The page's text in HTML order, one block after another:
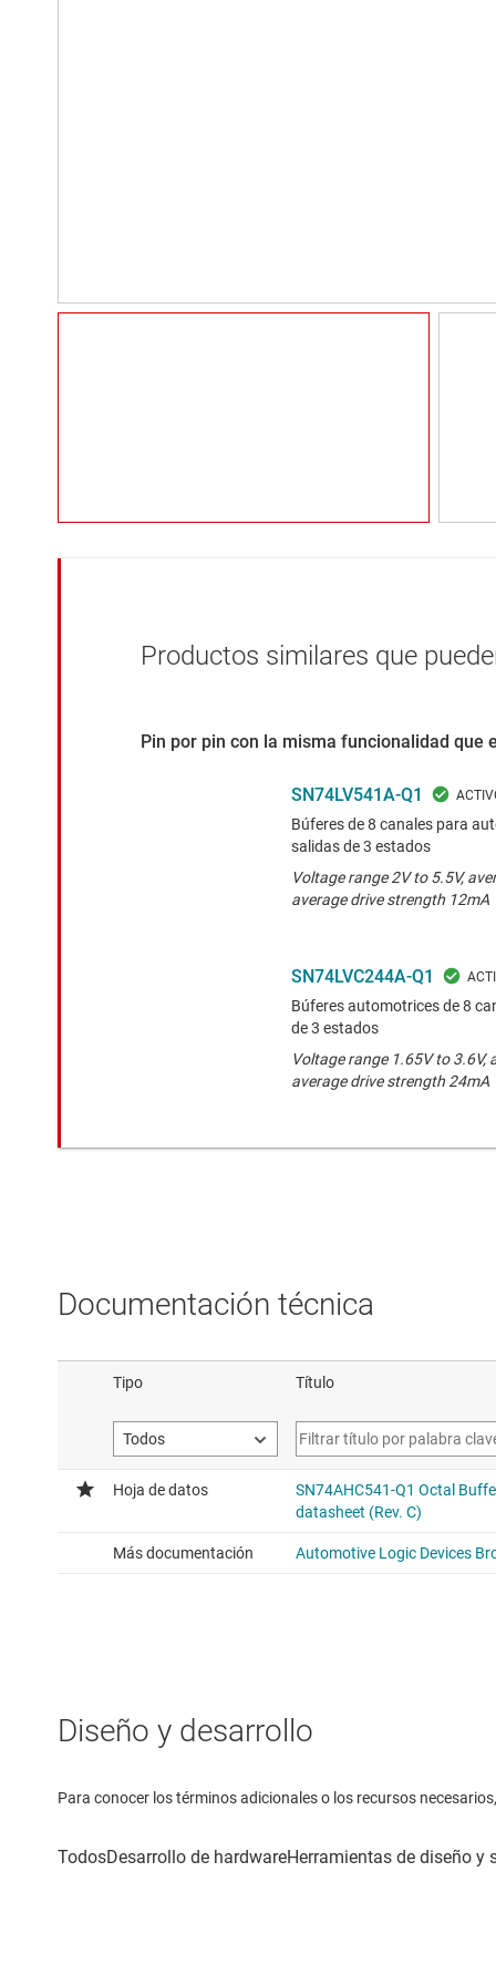
Productos similares que
Pin por pin con la misma funcionalidad que
SN74LV541A-Q1
Búferes de 8 canales para
salidas de 3 estados
Voltage range 2V to 5.5V,
average drive strength 12mA
SN74LVC244A-Q1
Búferes automotrices de 8
de 3 estados
Voltage range 1.65V to 3.6V,
average drive strength 24mA
Documentación técnica
Diseño y desarrollo
Para conocer los términos adicionales o los recursos